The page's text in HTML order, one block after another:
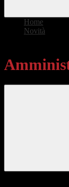
Home
Novità